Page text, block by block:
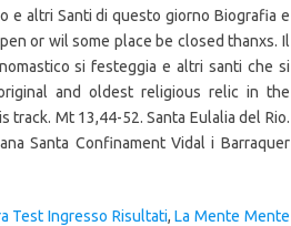
e altri Santi di questo giorno Biografia e
or wil some place be closed thanxs. Il
si festeggia e altri santi che si
and oldest religious relic in the
Mt 13,44-52. Santa Eulalia del Rio.
Santa Confinament Vidal i Barraquer
Test Ingresso Risultati,La Mente Mente